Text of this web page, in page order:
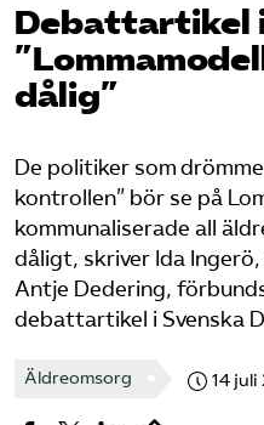
Mina sidor
Privat Vårdfakta
Bli medlem
Logga in på
Debattartikel
dålig”
De politiker som
kontrollen” bör se på
kommunaliserade all
dåligt, skriver Ida
Antje Dedering,
debattartikel i Svenska
Äldreomsorg 14 juli